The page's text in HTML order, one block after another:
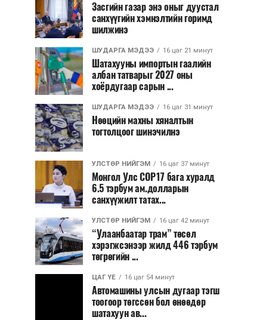
Засгийн газар энэ оныг дуустал
санхүүгийн хэмнэлтийн горимд
шилжинэ
ШУДАРГА МЭДЭЭ 16 цаг 21 минут
Шатахууны импортын гаалийн
албан татварыг 2027 оны
хоёрдугаар сарын ...
ШУДАРГА МЭДЭЭ 16 цаг 31 минут
Нөөцийн махны хяналтын
тогтолцоог шинэчилнэ
УЛСТӨР НИЙГЭМ 16 цаг 37 минут
Монгол Улс COP17 бага хуралд
6.5 тэрбум ам.долларын
санхүүжилт татах...
УЛСТӨР НИЙГЭМ 16 цаг 42 минут
“Улаанбаатар трам” төсөл
хэрэгжсэнээр жилд 446 тэрбум
төгрөгийн ...
ЦАГ ҮЕ 16 цаг 54 минут
Автомашины улсын дугаар тэгш
тоогоор төгссөн бол өнөөдөр
шатахуун ав...